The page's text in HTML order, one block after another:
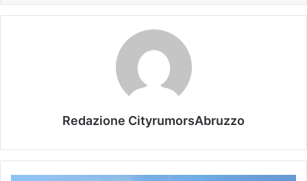
Redazione CityrumorsAbruzzo